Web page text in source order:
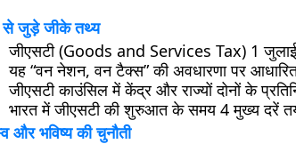
जुड़े जीके तथ्य
जीएसटी (Goods and Services Tax) 1
यह “वन नेशन, वन टैक्स” की अवधारणा पर
जीएसटी काउंसिल में केंद्र और राज्यों दोनों के
भारत में जीएसटी की शुरुआत के समय 4 मुख्य दरें
और भविष्य की चुनौती